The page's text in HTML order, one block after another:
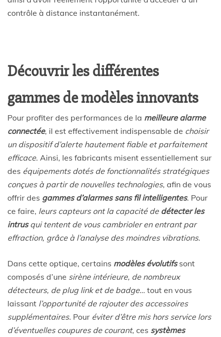
contrôle à distance instantanément.
Découvrir les différentes
gammes de modèles innovants
Pour profiter des performances de la meilleure alarme
connectée, il est effectivement indispensable de choisir
un dispositif d’alerte hautement fiable et parfaitement
efficace. Ainsi, les fabricants misent essentiellement sur
des équipements dotés de fonctionnalités stratégiques
conçues à partir de nouvelles technologies, afin de vous
offrir des gammes d’alarmes sans fil intelligentes. Pour
ce faire, leurs capteurs ont la capacité de détecter les
intrusqui tentent de vous cambrioler en entrant par
effraction, grâce à l’analyse des moindres vibrations.
Dans cette optique, certains modèles évolutifssont
composés d’une sirène intérieure, de nombreux
détecteurs, de plug link et de badge… tout en vous
laissant l’opportunité de rajouter des accessoires
supplémentaires. Pour éviter d’être mis hors service lors
d’éventuelles coupures de courant, ces systèmes